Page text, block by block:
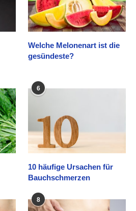
Welche Melonenart ist die
gesündeste?
6
10 häufige Ursachen für
Bauchschmerzen
8